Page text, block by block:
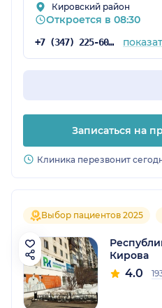
Кировский район
Откроется в 08:30
+7 (347) 225-60-84
Записаться на
Клиника перезвонит
Выбор пациентов 2025
Кирова
4.0